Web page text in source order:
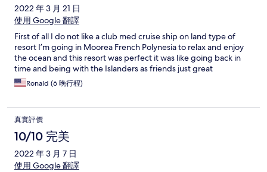
2022 年 3 月 21 日
使用 Google 翻譯
First of all I do not like a club med cruise ship on land type of
resort I’m going in Moorea French Polynesia to relax and enjoy
the ocean and this resort was perfect it was like going back in
time and being with the Islanders as friends just great
Ronald (6 晚行程)
真實評價
10/10 完美
2022 年 3 月 7 日
使用 Google 翻譯